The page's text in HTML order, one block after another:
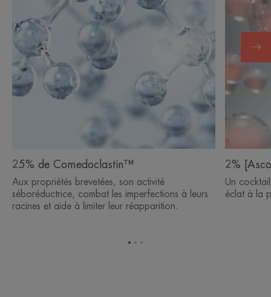
25% de Comedoclastin™
Aux propriétés brevetées, son activité
séboréductrice, combat les imperfections à leurs
racines et aide à limiter leur réapparition.
2%
Un
éclat à la